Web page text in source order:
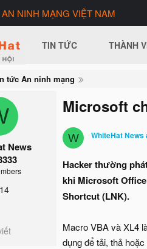
NINH MẠNG VIỆT NAM
TIN TỨC THÀNH
tức An ninh mạng
News
Microsoft
W WhiteHat News
Hacker thường
khi Microsoft
Shortcut (LNK).
Macro VBA và XL4
dụng để tải, thả